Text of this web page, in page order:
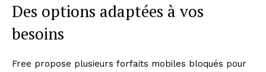
Des options adaptées à vos
besoins
Free propose plusieurs forfaits mobiles bloqués pour